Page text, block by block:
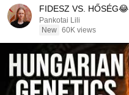
FIDESZ VS. HŐSÉG😂
Pankotai Lili
New 60K views